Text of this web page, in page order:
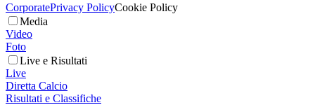
CorporatePrivacy PolicyCookie Policy
Media
Video
Foto
Live e Risultati
Live
Diretta Calcio
Risultati e Classifiche